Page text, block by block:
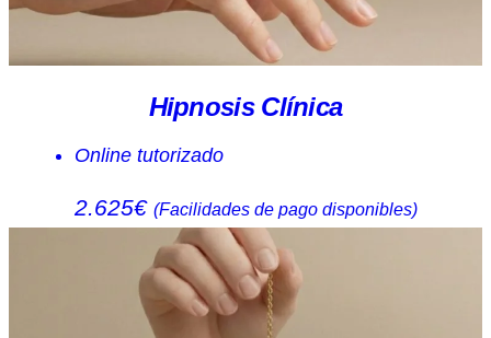
Hipnosis Clínica
Online tutorizado
2.625€ (Facilidades de pago disponibles)